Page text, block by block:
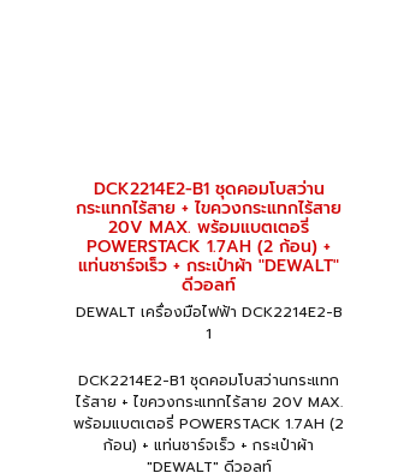
DCK2214E2-B1 ชุดคอมโบสว่าน
กระแทกไร้สาย + ไขควงกระแทกไร้สาย
20V MAX. พร้อมแบตเตอรี่
POWERSTACK 1.7AH (2 ก้อน) +
แท่นชาร์จเร็ว + กระเป๋าผ้า "DEWALT"
ดีวอลท์
DEWALT เครื่องมือไฟฟ้า DCK2214E2-B
1
DCK2214E2-B1 ชุดคอมโบสว่านกระแทก
ไร้สาย + ไขควงกระแทกไร้สาย 20V MAX.
พร้อมแบตเตอรี่ POWERSTACK 1.7AH (2
ก้อน) + แท่นชาร์จเร็ว + กระเป๋าผ้า
"DEWALT" ดีวอลท์